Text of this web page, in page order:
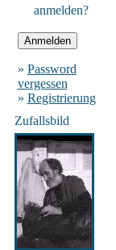
anmelden?
» Password
vergessen
» Registrierung
Zufallsbild